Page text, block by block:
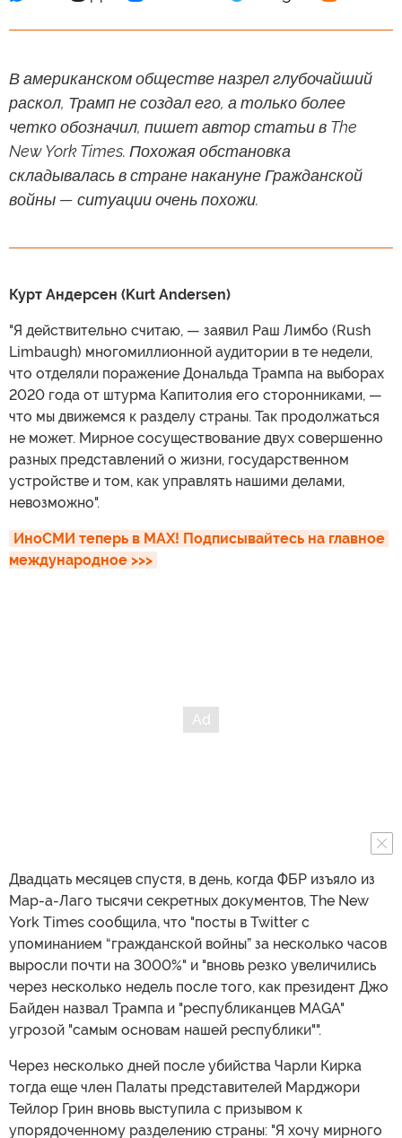
В американском обществе назрел глубочайший
раскол, Трамп не создал его, а только более
четко обозначил, пишет автор статьи в The
New York Times. Похожая обстановка
складывалась в стране накануне Гражданской
войны — ситуации очень похожи.
Курт Андерсен (Kurt Andersen)
"Я действительно считаю, — заявил Раш Лимбо (Rush
Limbaugh) многомиллионной аудитории в те недели,
что отделяли поражение Дональда Трампа на выборах
2020 года от штурма Капитолия его сторонниками, —
что мы движемся к разделу страны. Так продолжаться
не может. Мирное сосуществование двух совершенно
разных представлений о жизни, государственном
устройстве и том, как управлять нашими делами,
невозможно".
ИноСМИ теперь в MAX! Подписывайтесь на главное
международное >>>
Двадцать месяцев спустя, в день, когда ФБР изъяло из
Мар-а-Лаго тысячи секретных документов, The New
York Times сообщила, что "посты в Twitter с
упоминанием “гражданской войны” за несколько часов
выросли почти на 3000%" и "вновь резко увеличились
через несколько недель после того, как президент Джо
Байден назвал Трампа и "республиканцев MAGA"
угрозой "самым основам нашей республики"".
Через несколько дней после убийства Чарли Кирка
тогда еще член Палаты представителей Марджори
Тейлор Грин вновь выступила с призывом к
упорядоченному разделению страны: "Я хочу мирного